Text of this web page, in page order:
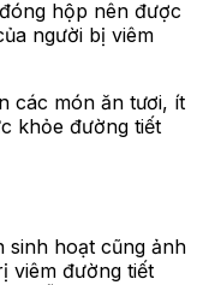
hộp nên được
người bị viêm
các món ăn tươi, ít
khỏe đường tiết
sinh hoạt cũng ảnh
viêm đường tiết